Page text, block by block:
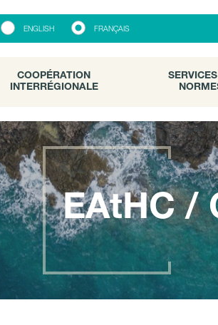
ENGLISH FRANÇAIS
COOPÉRATION
INTERRÉGIONALE
SERVICES
COOPÉRATION
INTERRÉGIONALE
EAtHC /